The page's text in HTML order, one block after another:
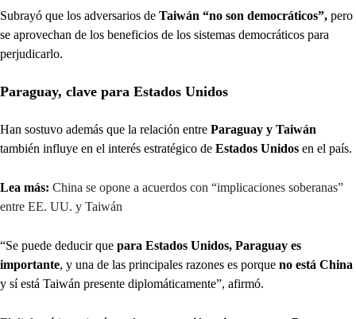
Subrayó que los adversarios de Taiwán “no son democráticos”, pero
se aprovechan de los beneficios de los sistemas democráticos para
perjudicarlo.
Paraguay, clave para Estados Unidos
Han sostuvo además que la relación entre Paraguay y Taiwán
también influye en el interés estratégico de Estados Unidos en el país.
Lea más: China se opone a acuerdos con “implicaciones soberanas”
entre EE. UU. y Taiwán
“Se puede deducir que para Estados Unidos, Paraguay es
importante, y una de las principales razones es porque no está China
y sí está Taiwán presente diplomáticamente”, afirmó.